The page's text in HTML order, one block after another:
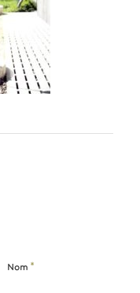
Nom *